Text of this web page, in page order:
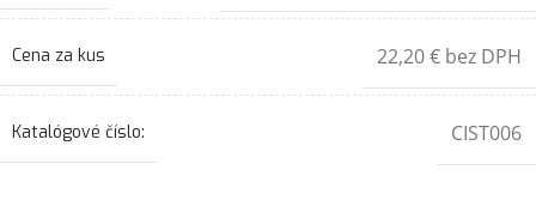
Cena za kus 22,20 € bez DPH
Katalógové číslo: CIST006